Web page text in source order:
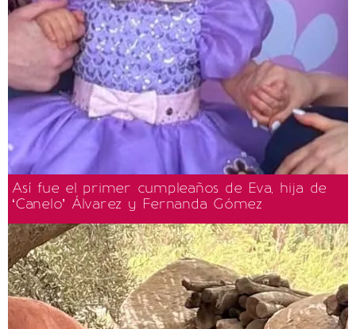
Así fue el primer cumpleaños de Eva, hija de
‘Canelo’ Álvarez y Fernanda Gómez